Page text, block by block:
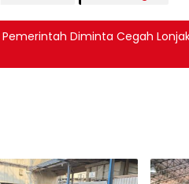
Pemerintah Diminta Cegah